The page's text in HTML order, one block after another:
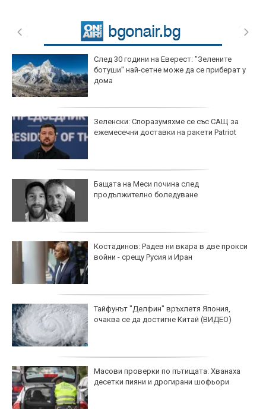
След 30 години на Еверест: "Зелените
ботуши" най-сетне може да се приберат у
дома
Зеленски: Споразумяхме се със САЩ за
ежемесечни доставки на ракети Patriot
Бащата на Меси почина след
продължително боледуване
Костадинов: Радев ни вкара в две прокси
войни - срещу Русия и Иран
Тайфунът "Делфин" връхлетя Япония,
очаква се да достигне Китай (ВИДЕО)
Масови проверки по пътищата: Хванаха
десетки пияни и дрогирани шофьори